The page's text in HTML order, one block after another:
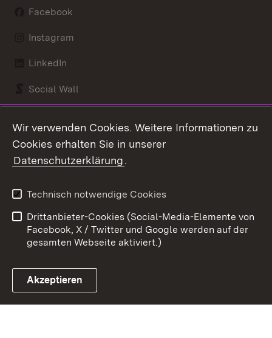
Facebook
Instagram
LinkedIn
Social Wall
Link zum Landesportal
Kontakt
Barrierefreiheit
Impressum
Cookies
Wir verwenden Cookies. Weitere Informationen zu
Cookies erhalten Sie in unserer
Datenschutzerklärung.
Technisch notwendige Cookies
Drittanbieter-Cookies (Social-Media-Elemente von
Facebook, X / Twitter und Google werden auf der
gesamten Webseite aktiviert.)
Akzeptieren